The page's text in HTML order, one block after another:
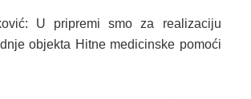
U pripremi smo za realizaciju
objekta Hitne medicinske pomoći